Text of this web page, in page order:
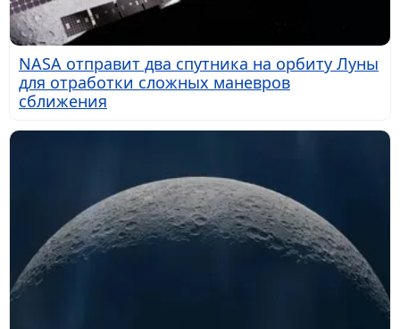
NASA отправит два спутника на орбиту Луны
для отработки сложных маневров
сближения